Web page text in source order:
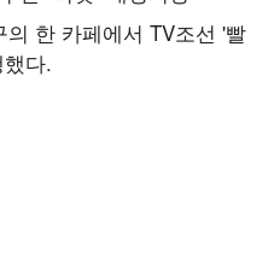
한 카페에서 TV조선 '빨
다.